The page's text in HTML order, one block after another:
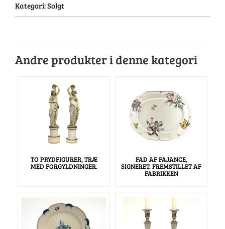
Kategori:Solgt
Andre produkter i denne kategori
TO PRYDFIGURER, TRÆ
MED FORGYLDNINGER.
FAD AF FAJANCE,
SIGNERET. FREMSTILLET AF
FABRIKKEN